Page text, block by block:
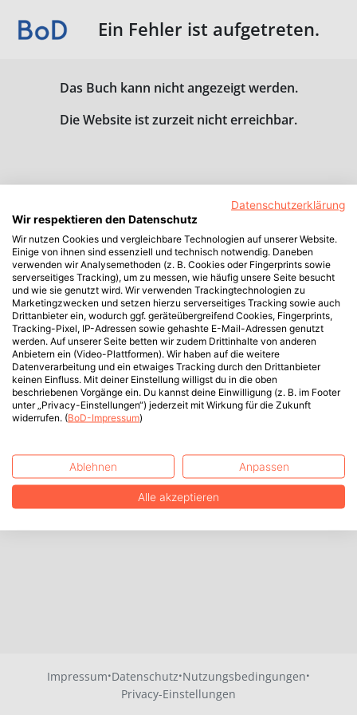
Ein Fehler ist aufgetreten.
Das Buch kann nicht angezeigt werden.
Die Website ist zurzeit nicht erreichbar.
Impressum·Datenschutz·Nutzungsbedingungen·
Privacy-Einstellungen
Datenschutzerklärung
Wir respektieren den Datenschutz
Wir nutzen Cookies und vergleichbare Technologien auf unserer Website.
Einige von ihnen sind essenziell und technisch notwendig. Daneben
verwenden wir Analysemethoden (z. B. Cookies oder Fingerprints sowie
serverseitiges Tracking), um zu messen, wie häufig unsere Seite besucht
und wie sie genutzt wird. Wir verwenden Trackingtechnologien zu
Marketingzwecken und setzen hierzu serverseitiges Tracking sowie auch
Drittanbieter ein, wodurch ggf. geräteübergreifend Cookies, Fingerprints,
Tracking-Pixel, IP-Adressen sowie gehashte E-Mail-Adressen genutzt
werden. Auf unserer Seite betten wir zudem Drittinhalte von anderen
Anbietern ein (Video-Plattformen). Wir haben auf die weitere
Datenverarbeitung und ein etwaiges Tracking durch den Drittanbieter
keinen Einfluss. Mit deiner Einstellung willigst du in die oben
beschriebenen Vorgänge ein. Du kannst deine Einwilligung (z. B. im Footer
unter „Privacy-Einstellungen“) jederzeit mit Wirkung für die Zukunft
widerrufen. (BoD-Impressum)
Ablehnen Anpassen
Alle akzeptieren